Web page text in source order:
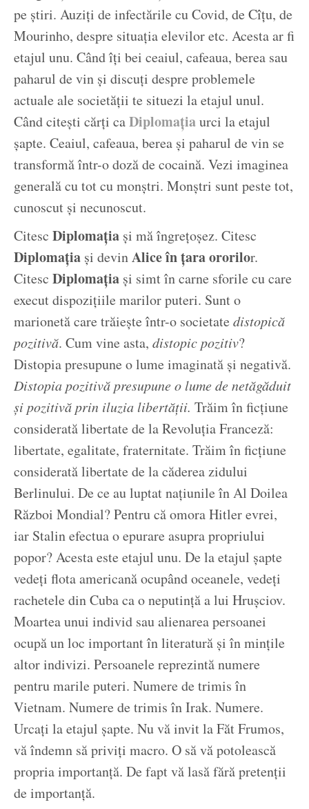
pe știri. Auziți de infectările cu Covid, de Cîțu, de
Mourinho, despre situația elevilor etc. Acesta ar fi
etajul unu. Când îți bei ceaiul, cafeaua, berea sau
paharul de vin și discuți despre problemele
actuale ale societății te situezi la etajul unul.
Când citești cărți caDiplomațiaurci la etajul
șapte. Ceaiul, cafeaua, berea și paharul de vin se
transformă într-o doză de cocaină. Vezi imaginea
generală cu tot cu monștri. Monștri sunt peste tot,
cunoscut și necunoscut.
Citesc Diplomația și mă îngrețoșez. Citesc
Diplomația și devinAlice în țara ororilor.
Citesc Diplomația și simt în carne sforile cu care
execut dispozițiile marilor puteri. Sunt o
marionetă care trăiește într-o societate distopică
pozitivă. Cum vine asta, distopic pozitiv?
Distopia presupune o lume imaginată și negativă.
Distopia pozitivă presupune o lume de netăgăduit
și pozitivă prin iluzia libertății. Trăim în ficțiune
considerată libertate de la Revoluția Franceză:
libertate, egalitate, fraternitate. Trăim în ficțiune
considerată libertate de la căderea zidului
Berlinului. De ce au luptat națiunile în Al Doilea
Război Mondial? Pentru că omora Hitler evrei,
iar Stalin efectua o epurare asupra propriului
popor? Acesta este etajul unu. De la etajul șapte
vedeți flota americană ocupând oceanele, vedeți
rachetele din Cuba ca o neputință a lui Hrușciov.
Moartea unui individ sau alienarea persoanei
ocupă un loc important în literatură și în mințile
altor indivizi. Persoanele reprezintă numere
pentru marile puteri. Numere de trimis în
Vietnam. Numere de trimis în Irak. Numere.
Urcați la etajul șapte. Nu vă invit la Făt Frumos,
vă îndemn să priviți macro. O să vă potolească
propria importanță. De fapt vă lasă fără pretenții
de importanță.